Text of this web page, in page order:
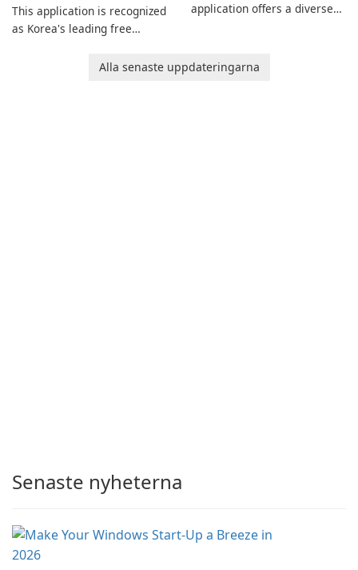
This application is recognized
as Korea's leading free
baby tracking, offering
application offers a diverse
users with robust
customization options for
Alla senaste uppdateringarna
Senaste nyheterna